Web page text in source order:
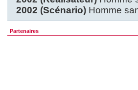
2002 (Scénario) Homme
Partenaires